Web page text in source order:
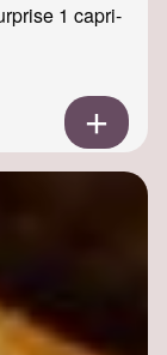
1 capri-